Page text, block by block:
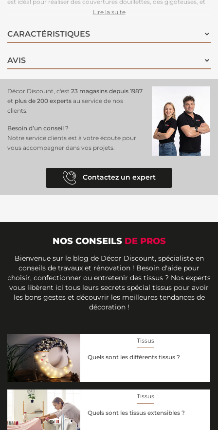
est idéal pour réaliser des couvertures douillettes, des gigoteuses, et
des lingettes pratiques. Sa texture gaufrée ultra-douce et son motif
amusante à vos projets.Fabriqué en coton de haute qualité
respirant, doux pour la peau délicate des enfants, et facile à entretenir,
la magie et de la douceur aux affaires de vos petits avec notre tissu
double gaze gaufré animaux de forêt !
Lire la suite
CARACTÉRISTIQUES
AVIS
Décor Discount, c'est 23 magasins depuis 1987
et plus de 200 experts au service de nos
clients.
Besoin d’un conseil ?
Notre service clients est à votre écoute pour
vous accompagner dans vos projets.
Contactez un expert
NOS CONSEILS DE PROS
Bienvenue sur le blog de Décor Discount, spécialiste en
conseils de travaux et rénovation ! Besoin d'aide pour
choisir, confectionner ou entretenir des tissus ? Nos experts
vous libèrent ici tous leurs secrets spécial tissus pour avoir
les bons gestes et découvrir les meilleures tendances de
décoration !
Tissus
Quels sont les différents tissus ?
Tissus
Quels sont les tissus extensibles ?